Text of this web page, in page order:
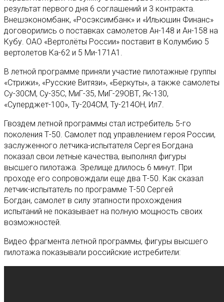
результат первого дня 6 соглашений и 3 контракта.
Внешэкономбанк, «Росэксимбанк» и «Ильюшин Финанс»
договорились о поставках самолетов Ан-148 и Ан-158 на
Кубу. ОАО «Вертолёты России» поставит в Колумбию 5
вертолетов Ка-62 и 5 Ми-171А1.
В летной программе приняли участие пилотажные группы
«Стрижи», «Русские Витязи», «Беркуты», а также самолеты
Су-30СМ, Су-35С, МиГ-35, МиГ-29ОВТ, Як-130,
«Суперджет-100», Ту-204СМ, Ту-214ОН, Ил7.
Гвоздем летной программы стал истребитель 5-го
поколения Т-50. Самолет под управлением героя России,
заслуженного летчика-испытателя Сергея Богдана
показал свои летные качества, выполнял фигуры
высшего пилотажа. Зрелище длилось 6 минут. При
проходе его сопровождали еще два Т-50. Как сказал
летчик-испытатель по программе Т-50 Сергей
Богдан, самолет в силу этапности прохождения
испытаний не показывает на полную мощность своих
возможностей.
Видео фрагмента летной программы, фигуры высшего
пилотажа показывали российские истребители: